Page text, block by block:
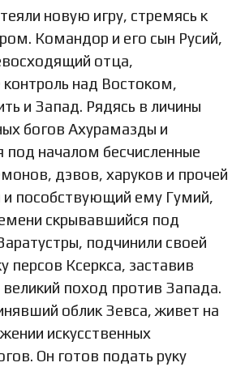
новую игру, стремясь к
Командор и его сын Русий,
отца,
над Востоком,
и Запад. Рядясь в личины
богов Ахурамазды и
началом бесчисленные
дэвов, харуков и прочей
и пособствующий ему Гумий,
скрывавшийся под
подчинили своей
персов Ксеркса, заставив
великий поход против Запада.
облик Зевса, живет на
искусственных
Он готов подать руку